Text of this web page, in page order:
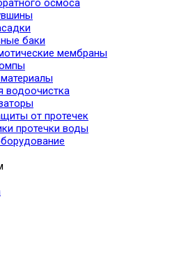
осмоса
баки
мембраны
водоочистка
от протечек
протечки воды